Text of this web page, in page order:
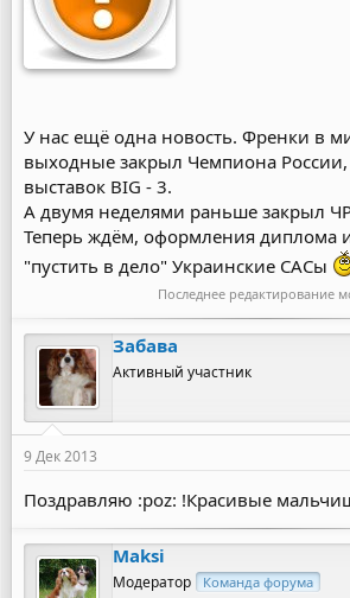
У нас ещё одна новость. Френки в
выходные закрыл Чемпиона
выставок BIG - 3.
А двумя неделями раньше закрыл
Теперь ждём, оформления диплома
"пустить в дело" Украинские САСы
Последнее редактирование
Забава
Активный участник
9 Дек 2013
Поздравляю :poz: !Красивые
Maksi
Модератор Команда форума